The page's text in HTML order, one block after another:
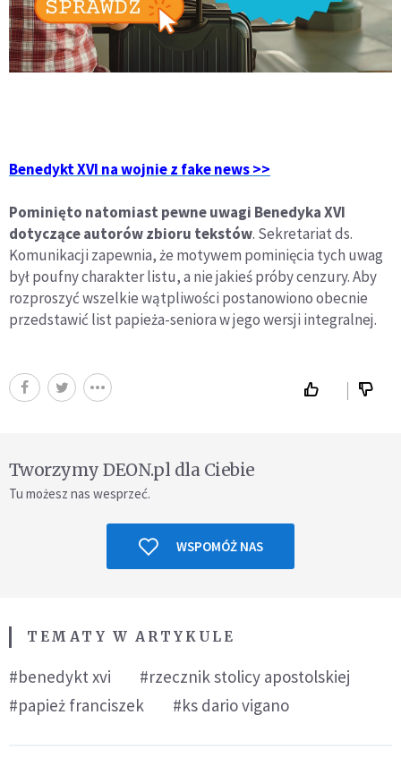
Benedykt XVI na wojnie z fake news >>
Pominięto natomiast pewne uwagi Benedyka XVI
dotyczące autorów zbioru tekstów. Sekretariat ds.
Komunikacji zapewnia, że motywem pominięcia tych uwag
był poufny charakter listu, a nie jakieś próby cenzury. Aby
rozproszyć wszelkie wątpliwości postanowiono obecnie
przedstawić list papieża-seniora w jego wersji integralnej.
Tworzymy DEON.pl dla Ciebie
Tu możesz nas wesprzeć.
WSPOMÓŻ NAS
TEMATY W ARTYKULE
#benedykt xvi
#rzecznik stolicy apostolskiej
#papież franciszek
#ks dario vigano